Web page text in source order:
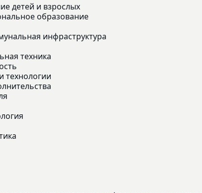
детей и взрослых
образование
инфраструктура
техника